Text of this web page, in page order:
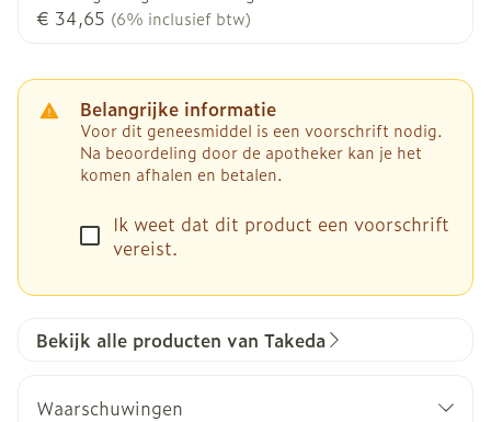
€ 34,65 (6% inclusief btw)
Belangrijke informatie
Voor dit geneesmiddel is een voorschrift nodig.
Na beoordeling door de apotheker kan je het
komen afhalen en betalen.
Ik weet dat dit product een voorschrift
vereist.
Bekijk alle producten van Takeda
Waarschuwingen